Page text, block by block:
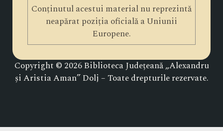
Conținutul acestui material nu reprezintă
neapărat poziția oficială a Uniunii
Europene.
Copyright © 2026 Biblioteca Județeană „Alexandru
și Aristia Aman” Dolj – Toate drepturile rezervate.